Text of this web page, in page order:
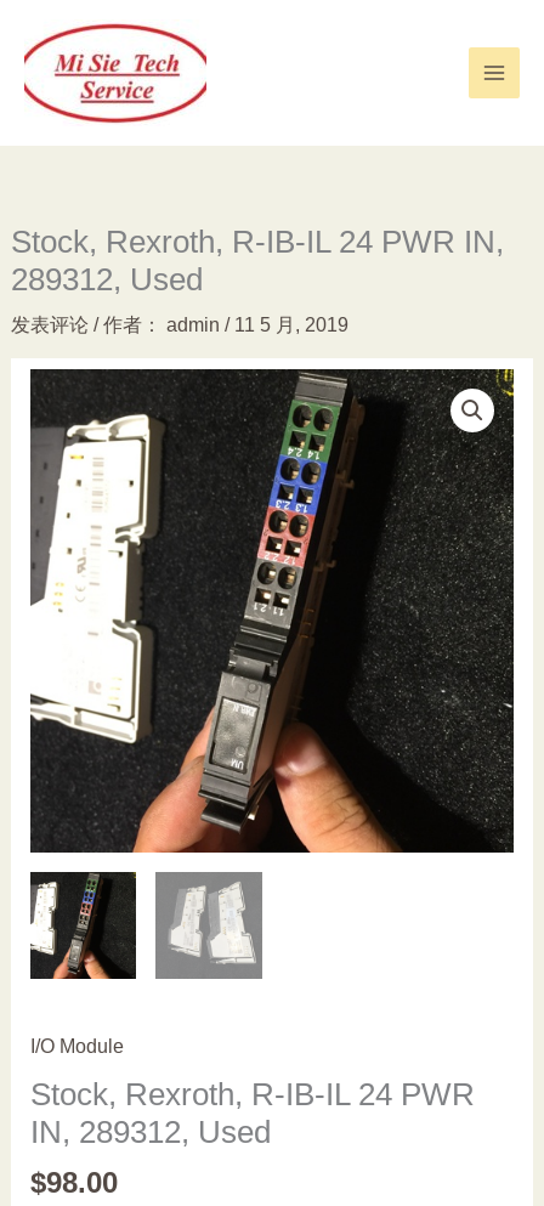
Stock, Rexroth, R-IB-IL 24 PWR IN,
289312, Used
发表评论 / 作者： admin / 11 5 月, 2019
I/O Module
Stock, Rexroth, R-IB-IL 24 PWR
IN, 289312, Used
$98.00